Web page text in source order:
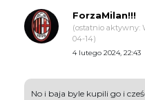
ForzaMilan!!!
(ostatnio aktywny:
04-14)
4 lutego 2024, 22:43
No i baja byle kupili go i